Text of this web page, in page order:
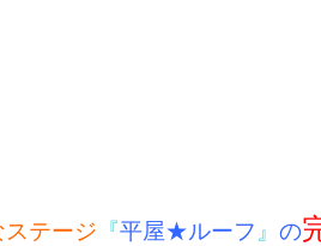
ステージ 『平屋★ルーフ 』 の